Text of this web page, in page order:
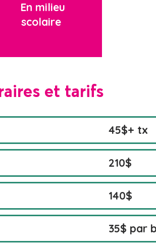
En milieu
scolaire
et tarifs
45$+ tx
210$
140$
35$ par